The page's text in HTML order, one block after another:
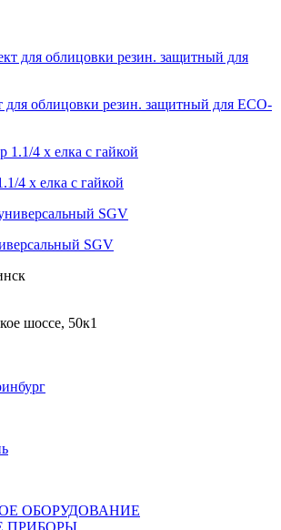
для облицовки резин. защитный для ECO-
4 х елка с гайкой
SGV
шоссе, 50к1
ОБОРУДОВАНИЕ
ПРИБОРЫ